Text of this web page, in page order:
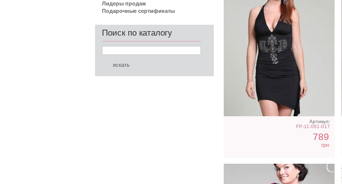
Артикул:
FP-11-061-017
789
грн
Коктейльное платье со
стразами
Лидеры продаж
Подарочные сертификаты
Поиск по каталогу